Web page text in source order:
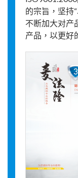
的宗旨，坚持
不断加大对产
产品，以更好